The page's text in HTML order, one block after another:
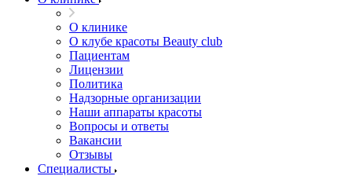
О клинике
О клубе красоты Beauty club
Пациентам
Лицензии
Политика
Надзорные организации
Наши аппараты красоты
Вопросы и ответы
Вакансии
Отзывы
Специалисты